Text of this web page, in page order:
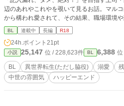
辺のあれやこれやを覗いて見るお話。マル
から構われ愛されて、その結果、職場環境
はちょっと先の予定。他のサイトにも掲載。
BL 連載中 長編 R18
24h.ポイント 21pt
小説 25,147 位 / 228,623件 BL 6,388
BL 異世界転生(ただし脇役) 溺愛
中世の雰囲気
ハッピーエンド